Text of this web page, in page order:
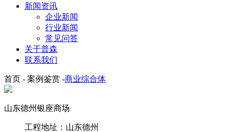
新闻资讯
企业新闻
行业新闻
常见问答
关于普森
联系我们
首页 - 案例鉴赏 -商业综合体
山东德州银座商场
工程地址：山东德州